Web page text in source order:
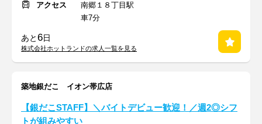
アクセス
南郷１８丁目駅
車7分
あと6日
株式会社ホットランドの求人一覧を見る
築地銀だこ イオン帯広店
【銀だこSTAFF】＼バイトデビュー歓迎！／週2◎シフ
トが組みやすい